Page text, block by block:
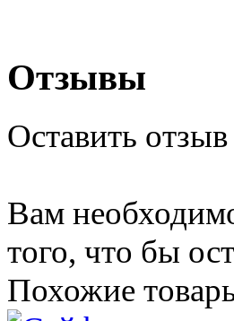
Отзывы
Оставить отзыв
Вам
того, что бы
Похожие